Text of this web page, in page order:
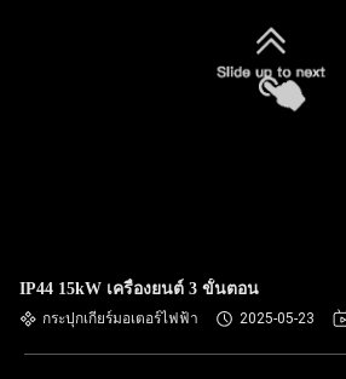
IP44 15kW เครื่องยนต์ 3 ขั้นตอน
กระปุกเกียร์มอเตอร์ไฟฟ้า 2025-05-23